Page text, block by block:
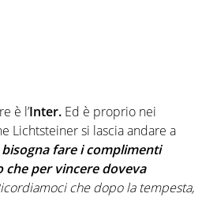
è l’Inter. Ed è proprio nei
Lichtsteiner si lascia andare a
fare i complimenti
che per vincere doveva
che dopo la tempesta,